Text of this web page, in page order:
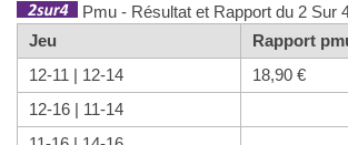
Pmu - Résultat et Rapport du 2 Sur
Jeu
Rapport
12-11 | 12-14
18,90 €
12-16 | 11-14